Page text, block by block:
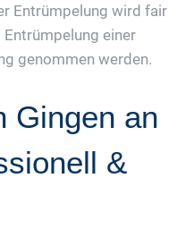
Entrümpelung wird fair
einer
genommen werden.
Gingen an
&